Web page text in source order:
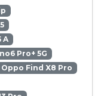
A
Pro+ 5G
Oppo Find X8 Pro